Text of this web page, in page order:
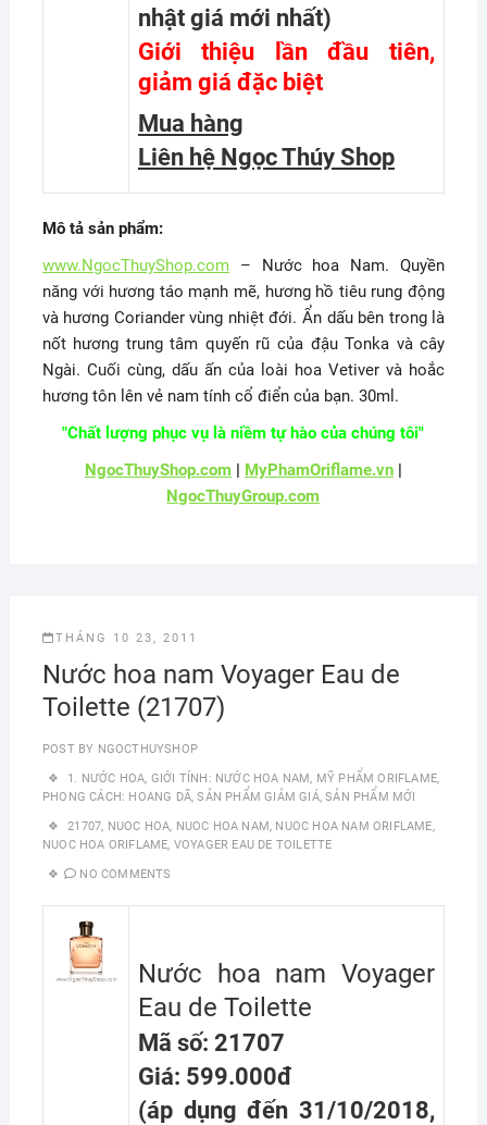
nhật giá mới nhất)
Giới thiệu lần đầu tiên,
giảm giá đặc biệt
Mua hàng
Liên hệ Ngọc Thúy Shop
Mô tả sản phẩm:
www.NgocThuyShop.com– Nước hoa Nam. Quyền
năng với hương táo mạnh mẽ, hương hồ tiêu rung động
và hương Coriander vùng nhiệt đới. Ẩn dấu bên trong là
nốt hương trung tâm quyến rũ của đậu Tonka và cây
Ngài. Cuối cùng, dấu ấn của loài hoa Vetiver và hoắc
hương tôn lên vẻ nam tính cổ điển của bạn. 30ml.
"Chất lượng phục vụ là niềm tự hào của chúng tôi"
NgocThuyShop.com| MyPhamOriflame.vn|
NgocThuyGroup.com
THÁNG 10 23, 2011
Nước hoa nam Voyager Eau de
Toilette (21707)
POST BY NGOCTHUYSHOP
1. NƯỚC HOA, GIỚI TÍNH: NƯỚC HOA NAM, MỸ PHẨM ORIFLAME,
PHONG CÁCH: HOANG DÃ,SẢN PHẨM GIẢM GIÁ,SẢN PHẨM MỚI
21707, NUOC HOA, NUOC HOA NAM, NUOC HOA NAM ORIFLAME,
NUOC HOA ORIFLAME, VOYAGER EAU DE TOILETTE
NO COMMENTS
Nước hoa nam Voyager
Eau de Toilette
Mã số: 21707
Giá: 599.000đ
(áp dụng đến 31/10/2018,